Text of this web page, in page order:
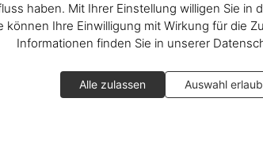
haben. Mit Ihrer Einstellung willigen Sie in
können Ihre Einwilligung mit Wirkung für die
Informationen finden Sie in unserer
Alle zulassen Auswahl